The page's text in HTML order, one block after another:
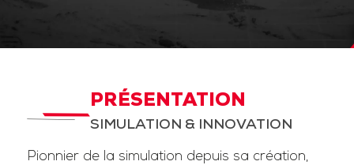
PRÉSENTATION
SIMULATION & INNOVATION
Pionnier de la simulation depuis sa création,